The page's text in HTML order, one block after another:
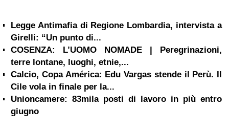
Legge Antimafia di Regione Lombardia, intervista a
Girelli: “Un punto di...
COSENZA: L’UOMO NOMADE | Peregrinazioni,
terre lontane, luoghi, etnie,...
Calcio, Copa América: Edu Vargas stende il Perù. Il
Cile vola in finale per la...
Unioncamere: 83mila posti di lavoro in più entro
giugno